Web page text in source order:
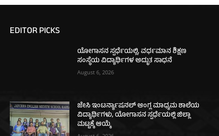
EDITOR PICKS
ಯೋಗಾಸನ ಸ್ಪರ್ಧೆಯಲ್ಲಿ, ವರ್ಧಮಾನ ಶಿಕ್ಷಣ
ಸಂಸ್ಥೆಯ ವಿದ್ಯಾರ್ಥಿಗಳ ಅದ್ಭುತ ಸಾಧನೆ
August 6, 2026
ಜೇಸಿ ಇಂಟರ್ನ್ಯಾಷನಲ್ ಆಂಗ್ಲ ಮಾಧ್ಯಮ ಶಾಲೆಯ
ವಿದ್ಯಾರ್ಥಿಗಳು, ಯೋಗಾಸನ ಸ್ಪರ್ಧೆಯಲ್ಲಿ ಜಿಲ್ಲಾ
ಮಟ್ಟಕ್ಕೆ ಆಯ್ಕೆ